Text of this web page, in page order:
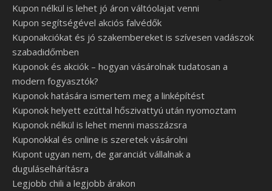
Kupon nélkül is lehet jó áron váltóolajat venni
Kupon segítségével akciós falvédők
Kuponakciókat és jó szakembereket is szívesen vadászok
szabadidőmben
Kuponok és akciók – hogyan vásárolnak tudatosan a
modern fogyasztók?
Kuponok hatására ismertem meg a linképítést
Kuponok helyett ezúttal hőszivattyú után nyomoztam
Kuponok nélkül is lehet menni masszázsra
Kuponokkal és online is szeretek vásárolni
Kupont ugyan nem, de garanciát vállalnak a
duguláselhárításra
Legjobb chili a legjobb árakon